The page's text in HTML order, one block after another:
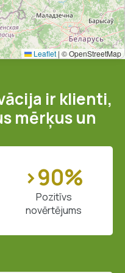
Leaflet | © OpenStreetMap
ir klienti,
mērķus un
>90%
Pozitīvs
novērtējums